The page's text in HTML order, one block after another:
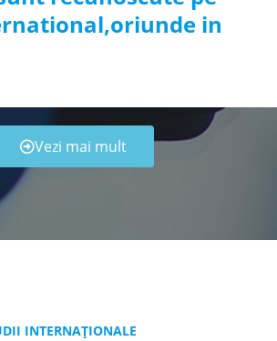
in
Vezi mai mult
INTERNAȚIONALE